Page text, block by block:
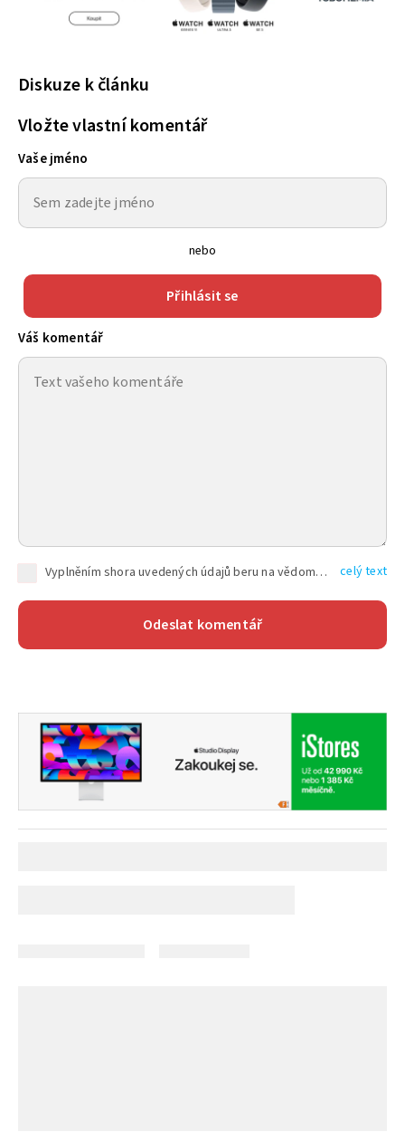
Diskuze k článku
Vložte vlastní komentář
Vaše jméno
nebo
Přihlásit se
Váš komentář
Vyplněním shora uvedených údajů beru na vědomí, že společnost TEXT FACTORY s.r.o., sídlem Brno, Durďákova 336/29, Černá Pole, PSČ: 613 00, IČ: 06157831, zapsané u Krajského soudu v Brně, oddíl C, vložka 100399, bude zpracovávat mé osobní údaje uvedené v rámci mnou vyplněného registračního formuláře na základě oprávněných zájmů TEXT FACTORY s.r.o. dle čl. 6 odst. 1 písm. f) GDPR a pro splnění právních povinností (čl. 6 odst. 1 písm. c) GDPR), a to pro tyto účely: nezbytnost zajistit oprávnění návštěvníka webových stránek provozovaných společností TEXT FACTORY s.r.o. přispívat aktivně ke zveřejněným článkům nebo v rámci diskusních fór a výkon práv TEXT FACTORY s.r.o. jako administrátora těchto diskusních fór. Více informací o zpracování osobních údajů a právech lze nalézt v celý text